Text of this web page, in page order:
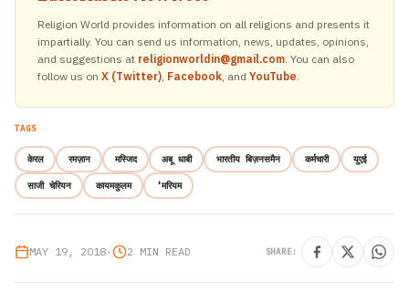
Religion World provides information on all religions and presents it
impartially. You can send us information, news, updates, opinions,
and suggestions at religionworldin@gmail.com. You can also
follow us on X (Twitter), Facebook, and YouTube.
TAGS
केरल रमज़ान मस्जिद अबू धाबी भारतीय बिज़नसमैन कर्मचारी युएई
साजी चेरियन कायमकुलम 'मरियम
MAY 19, 2018• 2 MIN READ SHARE: